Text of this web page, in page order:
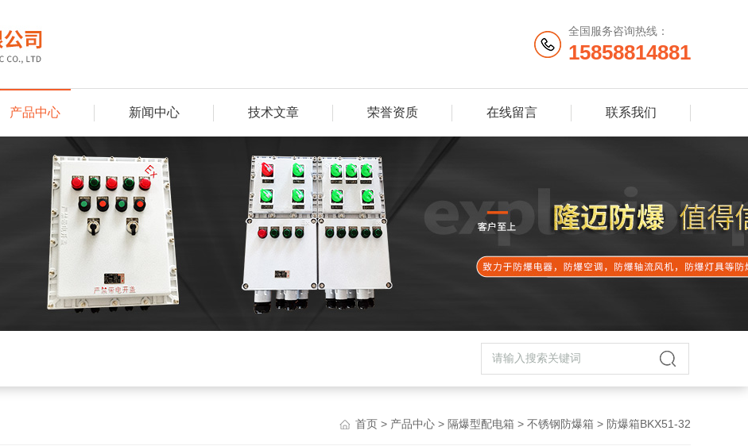
全国服务咨询热线：
15858814881
产品中心 新闻中心 技术文章 荣誉资质 在线留言 联系我们
首页 > 产品中心 > 隔爆型配电箱 > 不锈钢防爆箱 > 防爆箱BKX51-32